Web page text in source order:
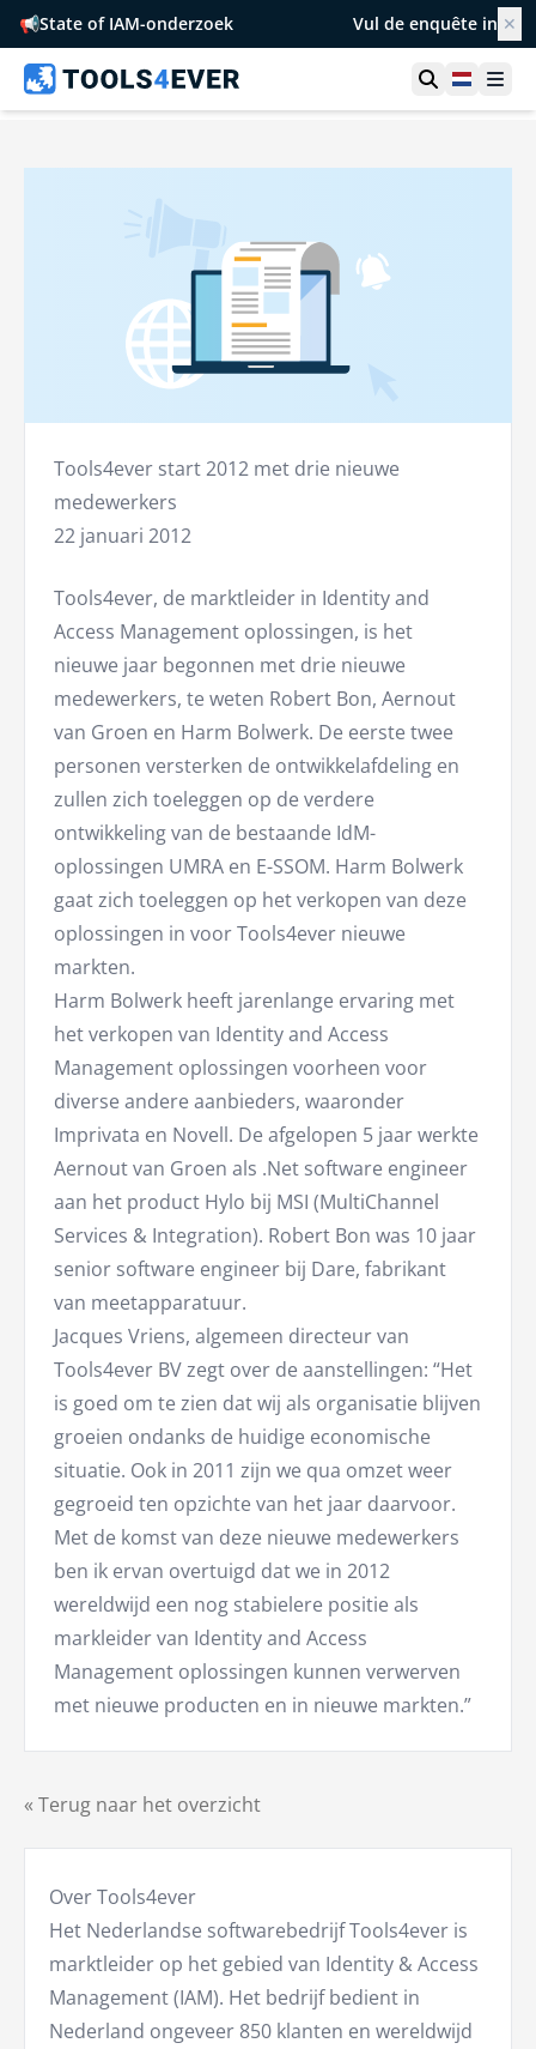
📢State of IAM-onderzoek Vul de enquête in ✕
Toon zoek
« Terug naar het overzicht
Over Tools4ever
Het Nederlandse softwarebedrijf Tools4ever is
marktleider op het gebied van Identity & Access
Management (IAM). Het bedrijf bedient in
Nederland ongeveer 850 klanten en wereldwijd
Tools4ever start 2012 met drie nieuwe
medewerkers
22 januari 2012
Tools4ever, de marktleider in Identity and
Access Management oplossingen, is het
nieuwe jaar begonnen met drie nieuwe
medewerkers, te weten Robert Bon, Aernout
van Groen en Harm Bolwerk. De eerste twee
personen versterken de ontwikkelafdeling en
zullen zich toeleggen op de verdere
ontwikkeling van de bestaande IdM-
oplossingen UMRA en E-SSOM. Harm Bolwerk
gaat zich toeleggen op het verkopen van deze
oplossingen in voor Tools4ever nieuwe
markten.
Harm Bolwerk heeft jarenlange ervaring met
het verkopen van Identity and Access
Management oplossingen voorheen voor
diverse andere aanbieders, waaronder
Imprivata en Novell. De afgelopen 5 jaar werkte
Aernout van Groen als .Net software engineer
aan het product Hylo bij MSI (MultiChannel
Services & Integration). Robert Bon was 10 jaar
senior software engineer bij Dare, fabrikant
van meetapparatuur.
Jacques Vriens, algemeen directeur van
Tools4ever BV zegt over de aanstellingen: “Het
is goed om te zien dat wij als organisatie blijven
groeien ondanks de huidige economische
situatie. Ook in 2011 zijn we qua omzet weer
gegroeid ten opzichte van het jaar daarvoor.
Met de komst van deze nieuwe medewerkers
ben ik ervan overtuigd dat we in 2012
wereldwijd een nog stabielere positie als
markleider van Identity and Access
Management oplossingen kunnen verwerven
met nieuwe producten en in nieuwe markten.”